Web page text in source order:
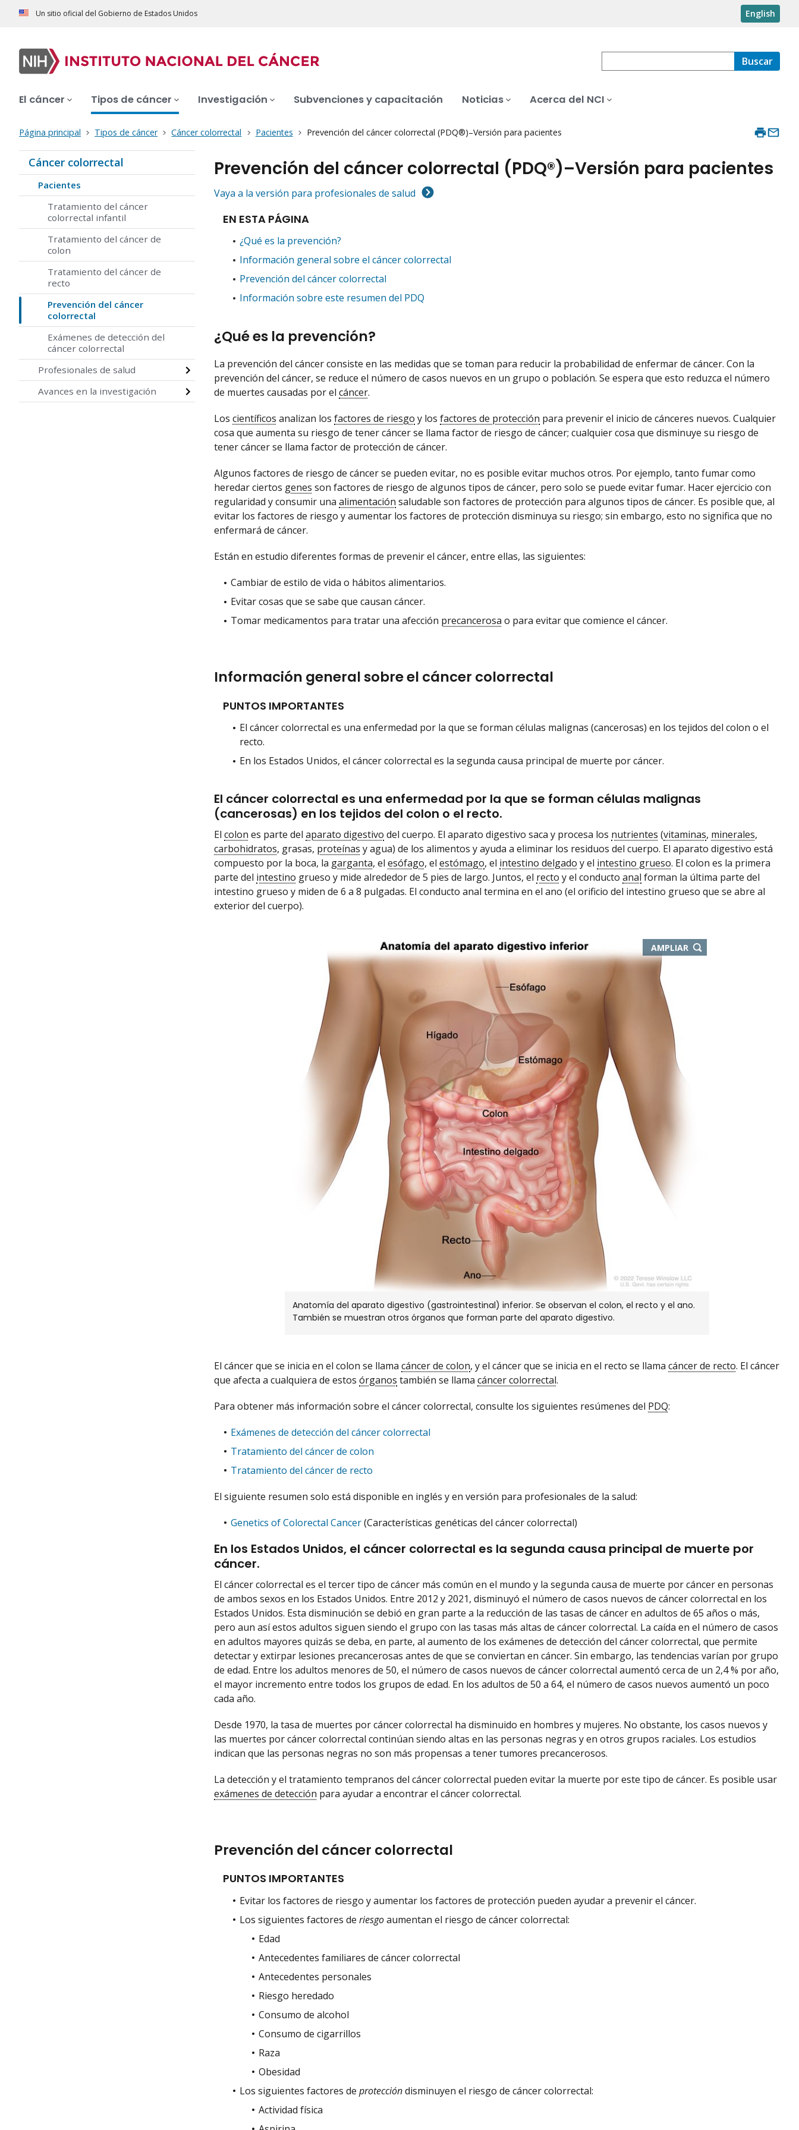
Un sitio oficial del Gobierno de Estados Unidos English
Buscar
El cáncer Tipos de cáncer Investigación Subvenciones y capacitación Noticias Acerca del NCI
Página principal Tipos de cáncer Cáncer colorrectal Pacientes Prevención del cáncer colorrectal (PDQ®)–Versión para pacientes
Cáncer colorrectal
Pacientes
Tratamiento del cáncer
colorrectal infantil
Tratamiento del cáncer de
colon
Tratamiento del cáncer de
recto
Prevención del cáncer
colorrectal
Exámenes de detección del
cáncer colorrectal
Profesionales de salud
Avances en la investigación
Prevención del cáncer colorrectal (PDQ®)–Versión para pacientes
Vaya a la versión para profesionales de salud
EN ESTA PÁGINA
¿Qué es la prevención?
Información general sobre el cáncer colorrectal
Prevención del cáncer colorrectal
Información sobre este resumen del PDQ
¿Qué es la prevención?
La prevención del cáncer consiste en las medidas que se toman para reducir la probabilidad de enfermar de cáncer. Con la
prevención del cáncer, se reduce el número de casos nuevos en un grupo o población. Se espera que esto reduzca el número
de muertes causadas por el cáncer.
Los científicos analizan los factores de riesgo y los factores de protección para prevenir el inicio de cánceres nuevos. Cualquier
cosa que aumenta su riesgo de tener cáncer se llama factor de riesgo de cáncer; cualquier cosa que disminuye su riesgo de
tener cáncer se llama factor de protección de cáncer.
Algunos factores de riesgo de cáncer se pueden evitar, no es posible evitar muchos otros. Por ejemplo, tanto fumar como
heredar ciertos genes son factores de riesgo de algunos tipos de cáncer, pero solo se puede evitar fumar. Hacer ejercicio con
regularidad y consumir una alimentación saludable son factores de protección para algunos tipos de cáncer. Es posible que, al
evitar los factores de riesgo y aumentar los factores de protección disminuya su riesgo; sin embargo, esto no significa que no
enfermará de cáncer.
Están en estudio diferentes formas de prevenir el cáncer, entre ellas, las siguientes:
Cambiar de estilo de vida o hábitos alimentarios.
Evitar cosas que se sabe que causan cáncer.
Tomar medicamentos para tratar una afección precancerosa o para evitar que comience el cáncer.
Información general sobre el cáncer colorrectal
PUNTOS IMPORTANTES
El cáncer colorrectal es una enfermedad por la que se forman células malignas (cancerosas) en los tejidos del colon o el
recto.
En los Estados Unidos, el cáncer colorrectal es la segunda causa principal de muerte por cáncer.
El cáncer colorrectal es una enfermedad por la que se forman células malignas
(cancerosas) en los tejidos del colon o el recto.
El colon es parte del aparato digestivo del cuerpo. El aparato digestivo saca y procesa los nutrientes (vitaminas, minerales,
carbohidratos, grasas, proteínas y agua) de los alimentos y ayuda a eliminar los residuos del cuerpo. El aparato digestivo está
compuesto por la boca, la garganta, el esófago, el estómago, el intestino delgado y el intestino grueso. El colon es la primera
parte del intestino grueso y mide alrededor de 5 pies de largo. Juntos, el recto y el conducto anal forman la última parte del
intestino grueso y miden de 6 a 8 pulgadas. El conducto anal termina en el ano (el orificio del intestino grueso que se abre al
exterior del cuerpo).
AMPLIAR
Anatomía del aparato digestivo (gastrointestinal) inferior. Se observan el colon, el recto y el ano.
También se muestran otros órganos que forman parte del aparato digestivo.
El cáncer que se inicia en el colon se llama cáncer de colon, y el cáncer que se inicia en el recto se llama cáncer de recto. El cáncer
que afecta a cualquiera de estos órganos también se llama cáncer colorrectal.
Para obtener más información sobre el cáncer colorrectal, consulte los siguientes resúmenes del PDQ:
Exámenes de detección del cáncer colorrectal
Tratamiento del cáncer de colon
Tratamiento del cáncer de recto
El siguiente resumen solo está disponible en inglés y en versión para profesionales de la salud:
Genetics of Colorectal Cancer(Características genéticas del cáncer colorrectal)
En los Estados Unidos, el cáncer colorrectal es la segunda causa principal de muerte por
cáncer.
El cáncer colorrectal es el tercer tipo de cáncer más común en el mundo y la segunda causa de muerte por cáncer en personas
de ambos sexos en los Estados Unidos. Entre 2012 y 2021, disminuyó el número de casos nuevos de cáncer colorrectal en los
Estados Unidos. Esta disminución se debió en gran parte a la reducción de las tasas de cáncer en adultos de 65 años o más,
pero aun así estos adultos siguen siendo el grupo con las tasas más altas de cáncer colorrectal. La caída en el número de casos
en adultos mayores quizás se deba, en parte, al aumento de los exámenes de detección del cáncer colorrectal, que permite
detectar y extirpar lesiones precancerosas antes de que se conviertan en cáncer. Sin embargo, las tendencias varían por grupo
de edad. Entre los adultos menores de 50, el número de casos nuevos de cáncer colorrectal aumentó cerca de un 2,4 % por año,
el mayor incremento entre todos los grupos de edad. En los adultos de 50 a 64, el número de casos nuevos aumentó un poco
cada año.
Desde 1970, la tasa de muertes por cáncer colorrectal ha disminuido en hombres y mujeres. No obstante, los casos nuevos y
las muertes por cáncer colorrectal continúan siendo altas en las personas negras y en otros grupos raciales. Los estudios
indican que las personas negras no son más propensas a tener tumores precancerosos.
La detección y el tratamiento tempranos del cáncer colorrectal pueden evitar la muerte por este tipo de cáncer. Es posible usar
exámenes de detección para ayudar a encontrar el cáncer colorrectal.
Prevención del cáncer colorrectal
PUNTOS IMPORTANTES
Evitar los factores de riesgo y aumentar los factores de protección pueden ayudar a prevenir el cáncer.
Los siguientes factores de riesgoaumentan el riesgo de cáncer colorrectal:
Edad
Antecedentes familiares de cáncer colorrectal
Antecedentes personales
Riesgo heredado
Consumo de alcohol
Consumo de cigarrillos
Raza
Obesidad
Los siguientes factores de proteccióndisminuyen el riesgo de cáncer colorrectal:
Actividad física